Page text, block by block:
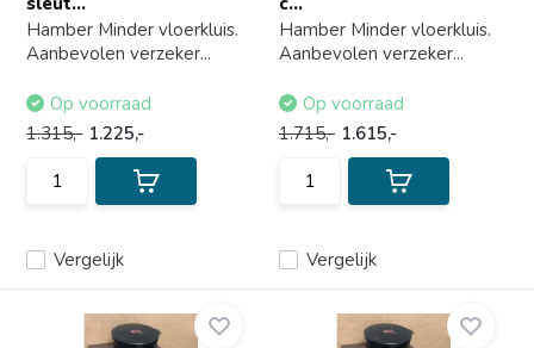
Hamber Minder vloerkluis.
Aanbevolen verzeker...
Vergelijk
Op voorraad
1.315,- 1.225,-
Hamber Minder vloerkluis.
Aanbevolen verzeker...
Vergelijk
Op voorraad
1.715,- 1.615,-